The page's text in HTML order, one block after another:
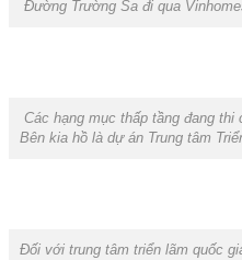
Đường Trường Sa đi qua
Các hạng mục thấp tầng đang thi
Bên kia hồ là dự án Trung tâm
Đối với trung tâm triển lãm quốc